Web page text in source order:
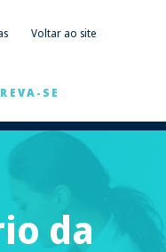
Voltar ao site
SE
da